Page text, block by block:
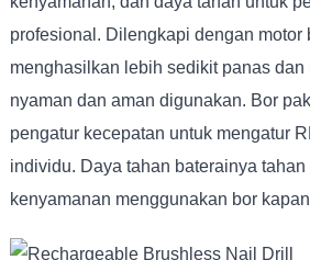
profesional. Dilengkapi dengan motor
menghasilkan lebih sedikit panas
nyaman dan aman digunakan. Bor
pengatur kecepatan untuk mengatur
individu. Daya tahan baterainya
kenyamanan menggunakan bor